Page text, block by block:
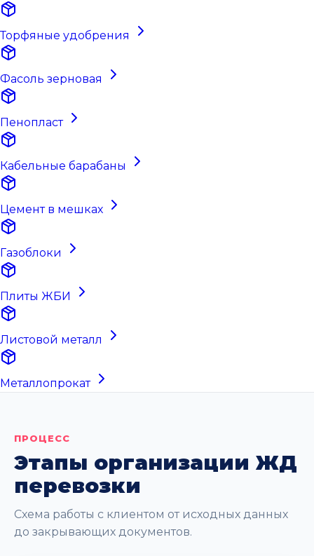
Торфяные удобрения
Фасоль зерновая
Пенопласт
Кабельные барабаны
Цемент в мешках
Газоблоки
Плиты ЖБИ
Листовой металл
Металлопрокат
ПРОЦЕСС
Этапы организации ЖД
перевозки
Схема работы с клиентом от исходных данных
до закрывающих документов.